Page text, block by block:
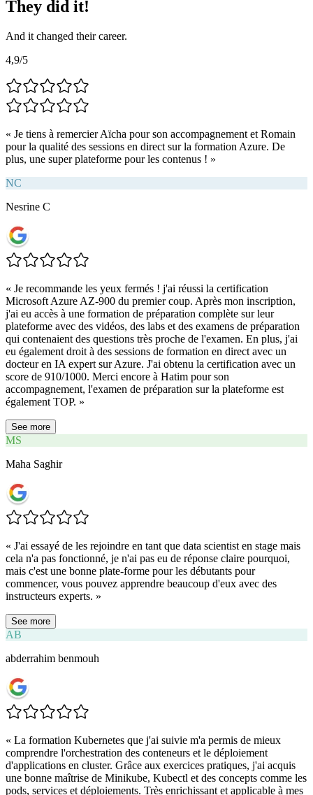
They did it!
And it changed their career.
4,9/5
« Je tiens à remercier Aïcha pour son accompagnement et Romain
pour la qualité des sessions en direct sur la formation Azure. De
plus, une super plateforme pour les contenus ! »
NC
Nesrine C
« Je recommande les yeux fermés ! j'ai réussi la certification
Microsoft Azure AZ-900 du premier coup. Après mon inscription,
j'ai eu accès à une formation de préparation complète sur leur
plateforme avec des vidéos, des labs et des examens de préparation
qui contenaient des questions très proche de l'examen. En plus, j'ai
eu également droit à des sessions de formation en direct avec un
docteur en IA expert sur Azure. J'ai obtenu la certification avec un
score de 910/1000. Merci encore à Hatim pour son
accompagnement, l'examen de préparation sur la plateforme est
également TOP. »
See more
MS
Maha Saghir
« J'ai essayé de les rejoindre en tant que data scientist en stage mais
cela n'a pas fonctionné, je n'ai pas eu de réponse claire pourquoi,
mais c'est une bonne plate-forme pour les débutants pour
commencer, vous pouvez apprendre beaucoup d'eux avec des
instructeurs experts. »
See more
AB
abderrahim benmouh
« La formation Kubernetes que j'ai suivie m'a permis de mieux
comprendre l'orchestration des conteneurs et le déploiement
d'applications en cluster. Grâce aux exercices pratiques, j'ai acquis
une bonne maîtrise de Minikube, Kubectl et des concepts comme les
pods, services et déploiements. Très enrichissant et applicable à mes